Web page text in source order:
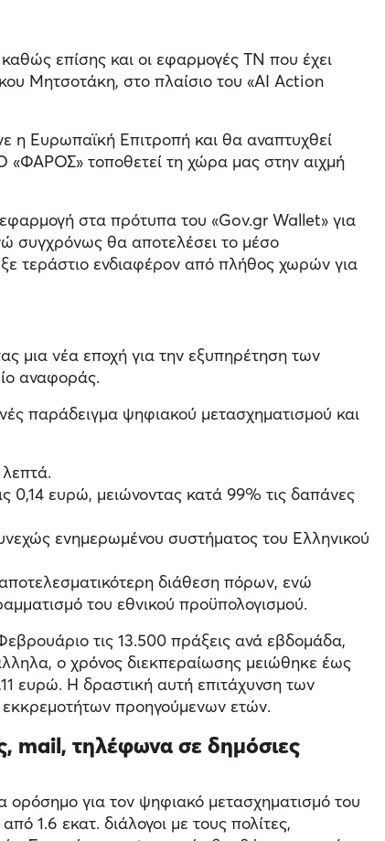
επίσης και οι εφαρμογές ΤΝ που έχει
Μητσοτάκη, στο πλαίσιο του «AI Action
η Ευρωπαϊκή Επιτροπή και θα αναπτυχθεί
«ΦΑΡΟΣ» τοποθετεί τη χώρα μας στην αιχμή
εφαρμογή στα πρότυπα του «Gov.gr Wallet» για
συγχρόνως θα αποτελέσει το μέσο
τεράστιο ενδιαφέρον από πλήθος χωρών για
μια νέα εποχή για την εξυπηρέτηση των
αναφοράς.
παράδειγμα ψηφιακού μετασχηματισμού και
0,14 ευρώ, μειώνοντας κατά 99% τις δαπάνες
ενημερωμένου συστήματος του Ελληνικού
διάθεση πόρων, ενώ
του εθνικού προϋπολογισμού.
τις 13.500 πράξεις ανά εβδομάδα,
ο χρόνος διεκπεραίωσης μειώθηκε έως
ευρώ. Η δραστική αυτή επιτάχυνση των
προηγούμενων ετών.
mail, τηλέφωνα σε δημόσιες
για τον ψηφιακό μετασχηματισμό του
1.6 εκατ. διάλογοι με τους πολίτες,